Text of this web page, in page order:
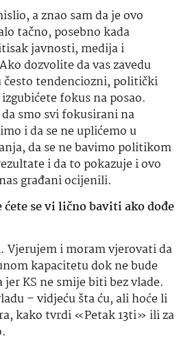
a znao sam da je ovo
tačno, posebno kada
javnosti, medija i
dozvolite da vas zavedu
tendenciozni, politički
izgubićetefokus na posao.
smo svi fokusirani na
i da se ne uplićemo u
da se ne bavimo politikom
i da to pokazuje i ovo
građani ocijenili.
ćete se vi lično baviti ako dođe
Vjerujem i moram vjerovati da
kapacitetu dok ne bude
KS ne smije biti bez vlade.
–vidjećuštaću, ali hoće li
kako tvrdi «Petak13ti» ili za
.